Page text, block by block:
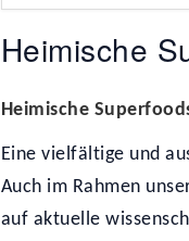
Heimische
Heimische
Eine vielfältige und
Auch im Rahmen
auf aktuelle